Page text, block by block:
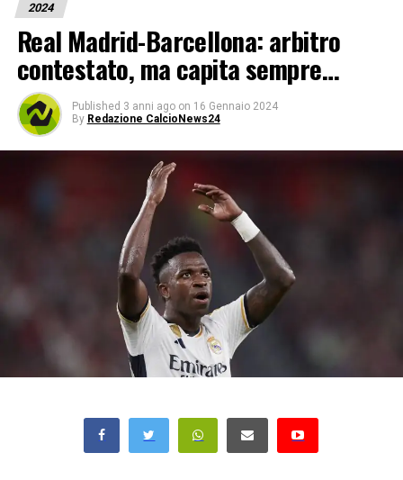
2024
Real Madrid-Barcellona: arbitro
contestato, ma capita sempre…
Published 3 anni ago on 16 Gennaio 2024
By Redazione CalcioNews24